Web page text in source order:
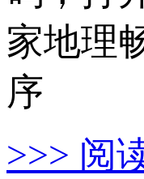
>>> 阅